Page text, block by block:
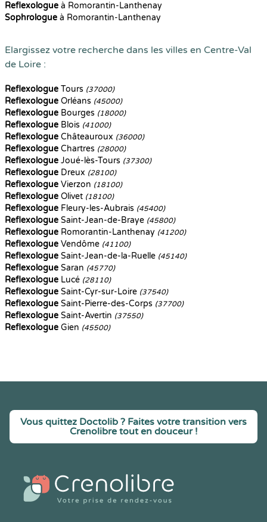
Reflexologue à Romorantin-Lanthenay
Sophrologue à Romorantin-Lanthenay
Elargissez votre recherche dans les villes en Centre-Val
de Loire :
Reflexologue Tours (37000)
Reflexologue Orléans (45000)
Reflexologue Bourges (18000)
Reflexologue Blois (41000)
Reflexologue Châteauroux (36000)
Reflexologue Chartres (28000)
Reflexologue Joué-lès-Tours (37300)
Reflexologue Dreux (28100)
Reflexologue Vierzon (18100)
Reflexologue Olivet (18100)
Reflexologue Fleury-les-Aubrais (45400)
Reflexologue Saint-Jean-de-Braye (45800)
Reflexologue Romorantin-Lanthenay (41200)
Reflexologue Vendôme (41100)
Reflexologue Saint-Jean-de-la-Ruelle (45140)
Reflexologue Saran (45770)
Reflexologue Lucé (28110)
Reflexologue Saint-Cyr-sur-Loire (37540)
Reflexologue Saint-Pierre-des-Corps (37700)
Reflexologue Saint-Avertin (37550)
Reflexologue Gien (45500)
Vous quittez Doctolib ? Faites votre transition vers
Crenolibre tout en douceur !